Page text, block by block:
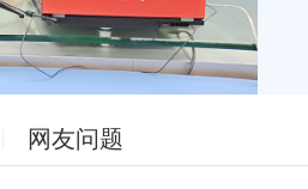
网友问题